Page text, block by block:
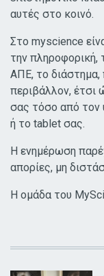
αυτές στο κοινό.
Στο myscience
την πληροφορική,
ΑΠΕ, το διάστημα,
περιβάλλον, έτσι
σας τόσο από τον
ή το tablet σας.
Η ενημέρωση
απορίες, μη
Η ομάδα του